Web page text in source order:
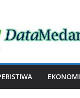
EKONOMI